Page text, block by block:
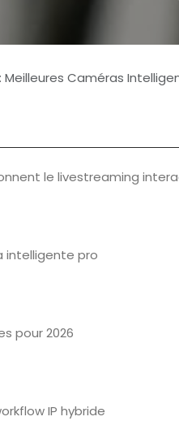
Caméras
le livestreaming
intelligente pro
pour 2026
IP hybride